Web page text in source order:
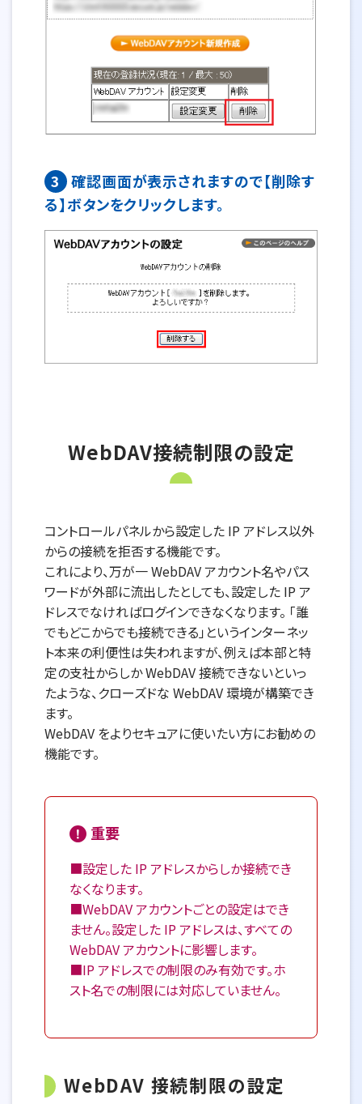
3
確認画面が表示されますので【削除す
る】ボタンをクリックします。
WebDAV接続制限の設定
コントロールパネルから設定した IP アドレス以外
からの接続を拒否する機能です。
これにより、万が一 WebDAV アカウント名やパス
ワードが外部に流出したとしても、設定した IP ア
ドレスでなければログインできなくなります。 「誰
でもどこからでも接続できる」というインターネッ
ト本来の利便性は失われますが、例えば本部と特
定の支社からしか WebDAV 接続できないといっ
たような、クローズドな WebDAV 環境が構築でき
ます。
WebDAV をよりセキュアに使いたい方にお勧めの
機能です。
重要
■設定した IP アドレスからしか接続でき
なくなります。
■WebDAV アカウントごとの設定はでき
ません。設定した IP アドレスは、すべての
WebDAV アカウントに影響します。
■IP アドレスでの制限のみ有効です。ホ
スト名での制限には対応していません。
WebDAV 接続制限の設定